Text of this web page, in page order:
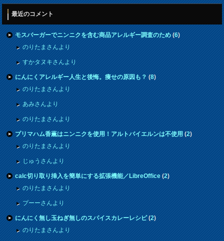
最近のコメント
モスバーガーでニンニクを含む商品アレルギー調査のため(6)
のりたまさんより
すかタヌキさんより
にんにくアレルギー人生と後悔。痩せの原因も？(8)
のりたまさんより
あみさんより
のりたまさんより
プリマハム香薫はニンニクを使用！アルトバイエルンは不使用(2)
のりたまさんより
じゅうさんより
calc切り取り挿入を簡単にする拡張機能／LibreOffice(2)
のりたまさんより
プーーさんより
にんにく無し玉ねぎ無しのスパイスカレーレシピ(2)
のりたまさんより